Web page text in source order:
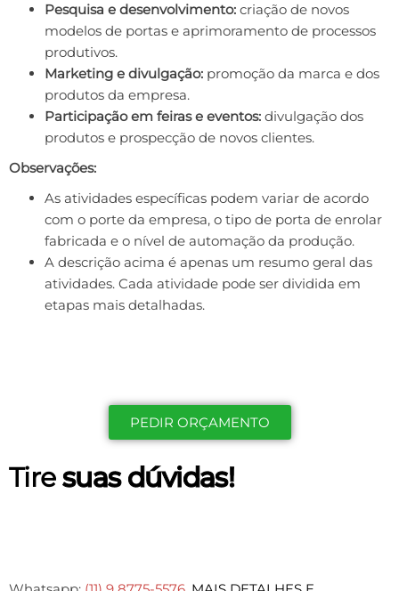
Pesquisa e desenvolvimento: criação de novos
modelos de portas e aprimoramento de processos
produtivos.
Marketing e divulgação: promoção da marca e dos
produtos da empresa.
Participação em feiras e eventos: divulgação dos
produtos e prospecção de novos clientes.
Observações:
As atividades específicas podem variar de acordo
com o porte da empresa, o tipo de porta de enrolar
fabricada e o nível de automação da produção.
A descrição acima é apenas um resumo geral das
atividades. Cada atividade pode ser dividida em
etapas mais detalhadas.
PEDIR ORÇAMENTO
Tiresuas dúvidas!